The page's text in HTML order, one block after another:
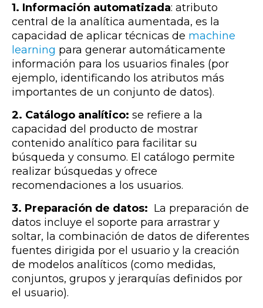
1. Información automatizada: atributo
central de la analítica aumentada, es la
capacidad de aplicar técnicas de machine
learning para generar automáticamente
información para los usuarios finales (por
ejemplo, identificando los atributos más
importantes de un conjunto de datos).
2. Catálogo analítico: se refiere a la
capacidad del producto de mostrar
contenido analítico para facilitar su
búsqueda y consumo. El catálogo permite
realizar búsquedas y ofrece
recomendaciones a los usuarios.
3. Preparación de datos: La preparación de
datos incluye el soporte para arrastrar y
soltar, la combinación de datos de diferentes
fuentes dirigida por el usuario y la creación
de modelos analíticos (como medidas,
conjuntos, grupos y jerarquías definidos por
el usuario).